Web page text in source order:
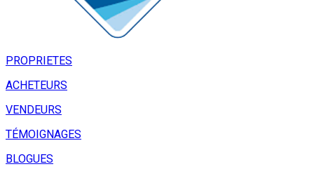
PROPRIETES
ACHETEURS
VENDEURS
TÉMOIGNAGES
BLOGUES